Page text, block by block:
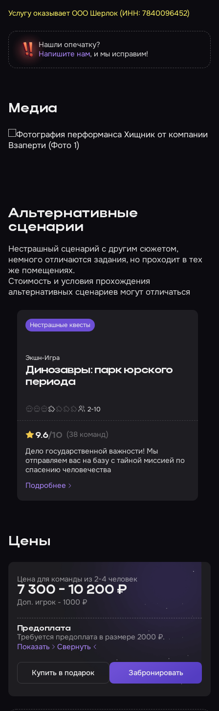
Услугу оказывает ООО Шерлок (ИНН: 7840096452)
Нашли опечатку?
Напишите нам, и мы исправим!
Медиа
Альтернативные
сценарии
Нестрашный сценарий с другим сюжетом,
немного отличаются задания, но проходит в тех
же помещениях.
Стоимость и условия прохождения
альтернативных сценариев могут отличаться
Нестрашные квесты
Экшн-Игра
Динозавры: парк юрского
периода
2-10
9.6/10 (38 команд)
Дело государственной важности! Мы
отправляем вас на базу с тайной миссией по
спасению человечества
Подробнее
Цены
Цена для команды из 2-4 человек
7 300 - 10 200 ₽
Доп. игрок - 1000 ₽
Предоплата
Требуется предоплата в размере 2000 ₽.
Показать
Свернуть
Купить в подарок Забронировать